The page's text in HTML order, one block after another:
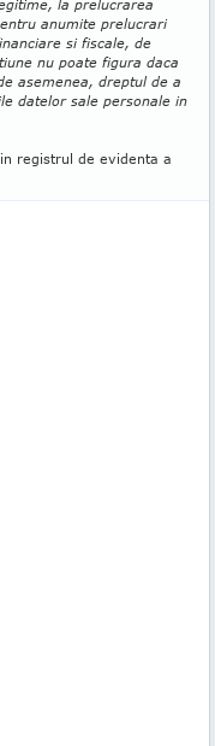
la prelucrarea
anumite prelucrari
si fiscale, de
nu poate figura daca
asemenea, dreptul de a
datelor sale personale in
registrul de evidenta a